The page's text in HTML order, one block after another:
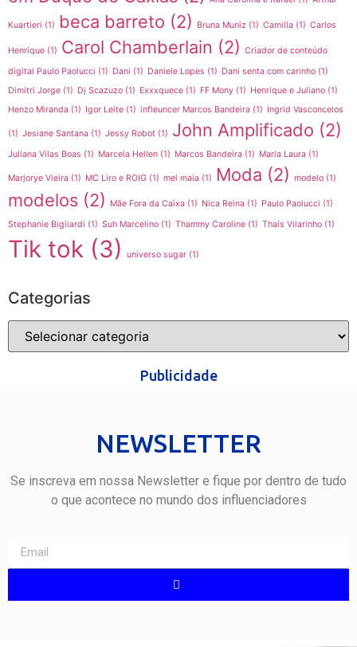
Kuartieri (1) beca barreto (2) Bruna Muniz (1) Camilla (1) Carlos
Henrique (1) Carol Chamberlain (2) Criador de conteúdo
digital Paulo Paolucci (1) Dani (1) Daniele Lopes (1) Dani senta com carinho (1)
Dimitri Jorge (1) Dj Scazuzo (1) Exxxquece (1) FF Mony (1) Henrique e Juliano (1)
Henzo Miranda (1) Igor Leite (1) infleuncer Marcos Bandeira (1) Ingrid Vasconcelos
(1) Jesiane Santana (1) Jessy Robot (1) John Amplificado (2)
Juliana Vilas Boas (1) Marcela Hellen (1) Marcos Bandeira (1) Maria Laura (1)
Marjorye Vieira (1) MC Liro e ROIG (1) mel maia (1) Moda (2) modelo (1)
modelos (2) Mãe Fora da Caixa (1) Nica Reina (1) Paulo Paolucci (1)
Stephanie Bigliardi (1) Suh Marcelino (1) Thammy Caroline (1) Thaís Vilarinho (1)
Tik tok (3) universo sugar (1)
Categorias
Publicidade
NEWSLETTER
Se inscreva em nossa Newsletter e fique por dentro de tudo
o que acontece no mundo dos influenciadores